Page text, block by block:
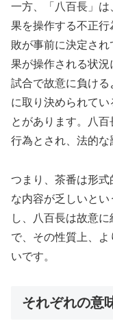
一方、「八百長」
果を操作する不正
敗が事前に決定さ
果が操作される状
試合で故意に負け
に取り決められて
とがあります。八
行為とされ、法的な
つまり、茶番は形
な内容が乏しいと
し、八百長は故意
で、その性質上、
いです。
それぞれの意